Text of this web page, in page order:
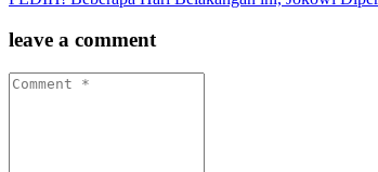
leave a comment